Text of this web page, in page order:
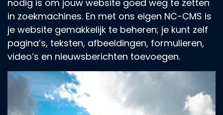
nodig is om jouw website goed weg te zetten
in zoekmachines. En met ons eigen NC-CMS is
je website gemakkelijk te beheren; je kunt zelf
pagina’s, teksten, afbeeldingen, formulieren,
video’s en nieuwsberichten toevoegen.